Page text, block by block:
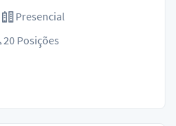
Presencial
20 Posições